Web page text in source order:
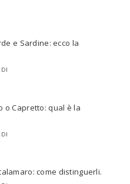
e Sardine: ecco la
o Capretto: qual è la
come distinguerli.